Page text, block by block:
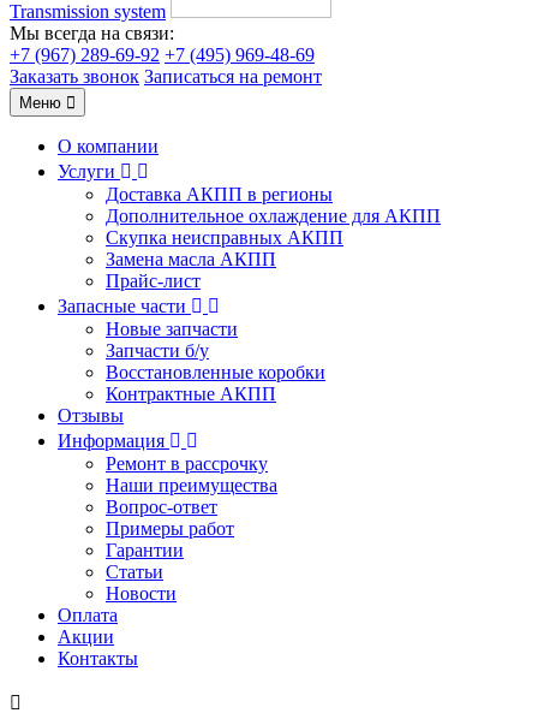
Transmission system
Мы всегда на связи:
+7 (967) 289-69-92 +7 (495) 969-48-69
Заказать звонок Записаться на ремонт
Меню
О компании
Услуги
Доставка АКПП в регионы
Дополнительное охлаждение для АКПП
Скупка неисправных АКПП
Замена масла АКПП
Прайс-лист
Запасные части
Новые запчасти
Запчасти б/у
Восстановленные коробки
Контрактные АКПП
Отзывы
Информация
Ремонт в рассрочку
Наши преимущества
Вопрос-ответ
Примеры работ
Гарантии
Статьи
Новости
Оплата
Акции
Контакты